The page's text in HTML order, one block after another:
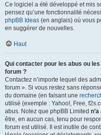
Ce logiciel a été développé et mis
pensez qu’une fonctionnalité
phpBB Ideas (en anglais) où vous
en suggérer de nouvelles.
Haut
Qui contacter pour les abus ou
forum ?
Contactez n’importe lequel des
forum ». Si vous restez sans
du domaine (en faisant une
utilisé (exemple : Yahoo!, Free,
abus. Notez que phpBB Limited
être, en aucun cas, tenu pour
forum est utilisé. Il est inutile de